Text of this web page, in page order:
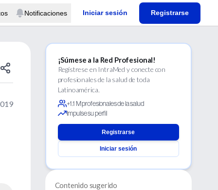
Notificaciones Iniciar sesión Registrarse
¡Súmese a la Red Profesional!
Regístrese en IntraMed y conecte con
profesionales de la salud de toda
Latinoamérica.
+1.1 M profesionales de la salud
Impulse su perfil
Registrarse
Iniciar sesión
Contenido sugerido